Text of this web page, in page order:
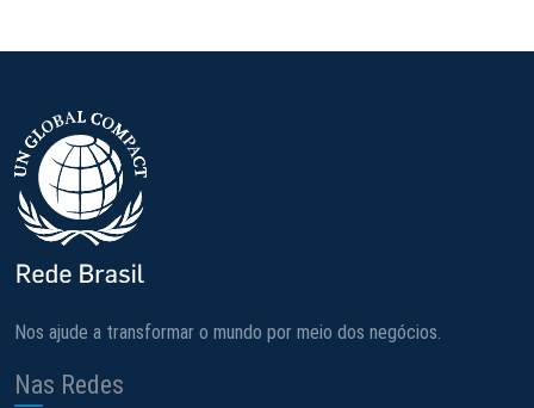
Nos ajude a transformar o mundo por meio dos negócios.
Nas Redes